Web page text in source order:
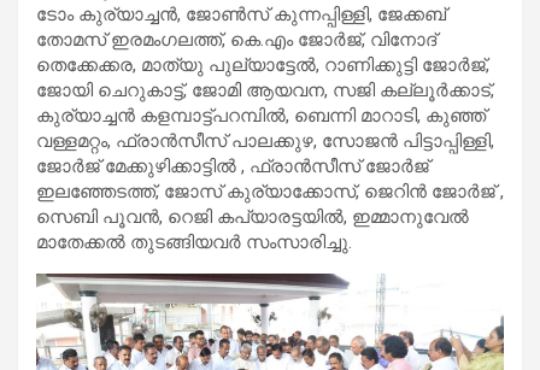
ടോം കുര്യാച്ചൻ, ജോൺസ് കുന്നപ്പിള്ളി, ജേക്കബ്
തോമസ് ഇരമംഗലത്ത്, കെ.എം ജോർജ്, വിനോദ്
തെക്കേക്കര, മാത്യു പുല്യാട്ടേൽ, റാണിക്കുട്ടി ജോർജ്‌,
ജോയി ചെറുകാട്ട്, ജോമി ആയവന, സജി കല്ലൂർക്കാട്,
കുര്യാച്ചൻ കളമ്പാട്ട്പറമ്പിൽ, ബെന്നി മാറാടി, കുഞ്ഞ്
വള്ളമറ്റം, ഫ്രാൻസീസ് പാലക്കുഴ, സോജൻ പിട്ടാപ്പിള്ളി,
ജോർജ് മേക്കുഴിക്കാട്ടിൽ , ഫ്രാൻസീസ് ജോർജ്
ഇലഞ്ഞേടത്ത്‌, ജോസ് കുര്യാക്കോസ്, ജെറിൻ ജോർജ് ,
സെബി പൂവൻ, റെജി കപ്യാരട്ടയിൽ, ഇമ്മാനുവേൽ
മാതേക്കൽ തുടങ്ങിയവർ സംസാരിച്ചു.